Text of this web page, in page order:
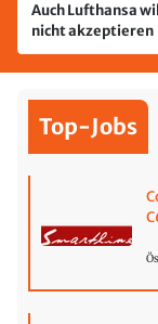
Auch Lufthansa
nicht akzeptieren
Top-Jobs